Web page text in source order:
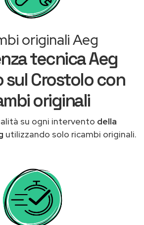
originali Aeg
tecnica Aeg
sul Crostolo con
originali
su ogni intervento della
utilizzando solo ricambi originali.